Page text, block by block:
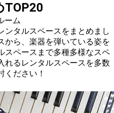
TOP20
ーム
ンタルスペースをまとめまし
から、楽器を弾いている姿を
スペースまで多種多様なスペ
れるレンタルスペースを多数
ください！